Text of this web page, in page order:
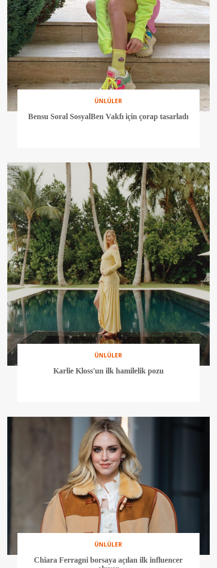
ÜNLÜLER
Bensu Soral SosyalBen Vakfı için çorap tasarladı
ÜNLÜLER
Karlie Kloss'un ilk hamilelik pozu
ÜNLÜLER
Chiara Ferragni borsaya açılan ilk influencer